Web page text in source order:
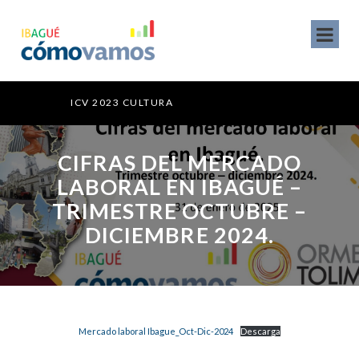
ICV 2023 CULTURA
CIFRAS DEL MERCADO
LABORAL EN IBAGUÉ –
TRIMESTRE OCTUBRE –
DICIEMBRE 2024.
Mercado laboral Ibague_Oct-Dic-2024 Descarga